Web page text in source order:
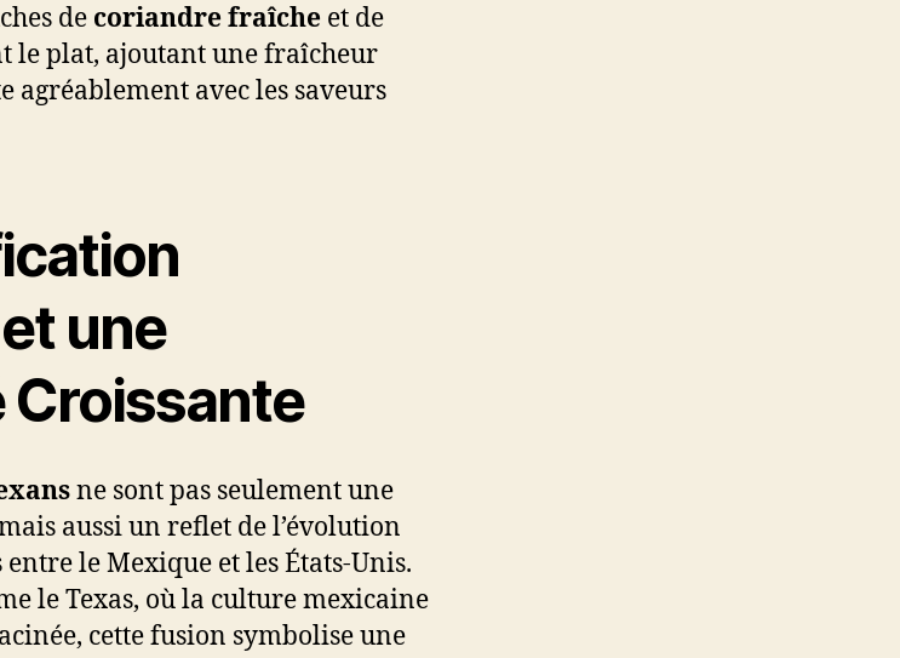
de coriandre fraîche et de
le plat, ajoutant une fraîcheur
avec les saveurs
une
Croissante
ne sont pas seulement une
aussi un reflet de l’évolution
le Mexique et les États-Unis.
le Texas, où la culture mexicaine
cette fusion symbolise une